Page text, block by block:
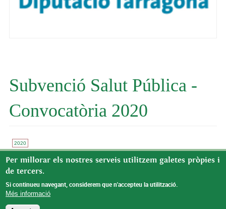
Subvenció Salut Pública -
Convocatòria 2020
2020
La Diputació de Tarragona ha concedit a l'Ajuntament de Benifallet
una subvenció d’11.201,83€ amb matèria de Protecció de la Salut
Pública, amb motiu de la COVID19, convocatòria 2020.
Per millorar els nostres serveis utilitzem galetes pròpies i
de tercers.
Si continueu navegant, considerem que n'accepteu la utilització.
Més informació